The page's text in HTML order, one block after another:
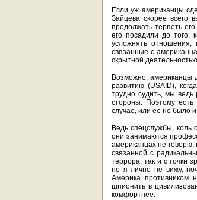
Если уж американцы
Зайцева скорее всего
продолжать терпеть
его посадили до того,
усложнять
связанные с
скрытной
Возможно, американцы
развитию (USAID),
трудно судить, мы ведь
стороны. Поэтому
случае, или её не было
Ведь спецслужбы,
они занимаются
американцах не
связанной с
террора, так и с точки
но я лично не вижу,
Америка противником
шпионить в
комфортнее.